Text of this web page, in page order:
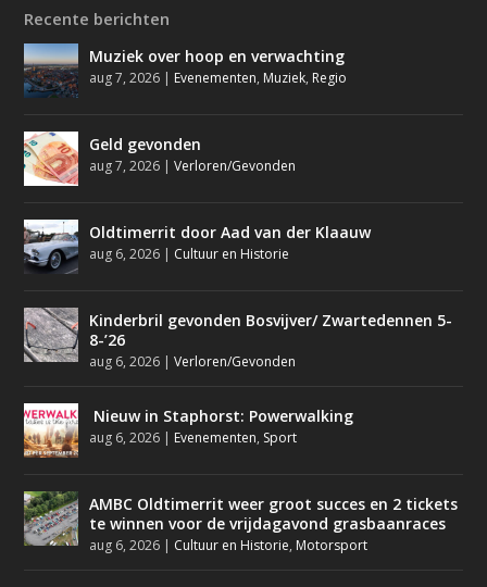
Recente berichten
Muziek over hoop en verwachting
aug 7, 2026 | Evenementen, Muziek, Regio
Geld gevonden
aug 7, 2026 |Verloren/Gevonden
Oldtimerrit door Aad van der Klaauw
aug 6, 2026 | Cultuur en Historie
Kinderbril gevonden Bosvijver/ Zwartedennen 5-
8-’26
aug 6, 2026 |Verloren/Gevonden
Nieuw in Staphorst: Powerwalking
aug 6, 2026 | Evenementen, Sport
AMBC Oldtimerrit weer groot succes en 2 tickets
te winnen voor de vrijdagavond grasbaanraces
aug 6, 2026 | Cultuur en Historie, Motorsport